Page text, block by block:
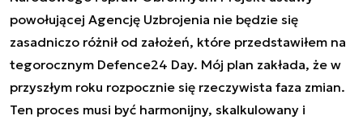
powołującej Agencję Uzbrojenia nie będzie się
zasadniczo różnił od założeń, które przedstawiłem na
tegorocznym Defence24 Day. Mój plan zakłada, że w
przyszłym roku rozpocznie się rzeczywista faza zmian.
Ten proces musi być harmonijny, skalkulowany i